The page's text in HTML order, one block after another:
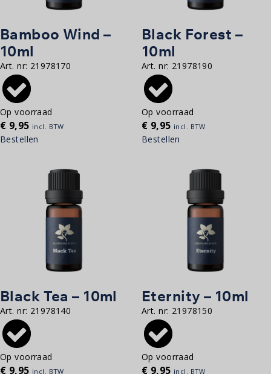
Bamboo Wind –
10ml
Art. nr: 21978170
Op voorraad
€ 9,95 incl. BTW
Bestellen
Black Forest –
10ml
Art. nr: 21978190
Op voorraad
€ 9,95 incl. BTW
Bestellen
Black Tea – 10ml
Art. nr: 21978140
Op voorraad
€ 9,95 incl. BTW
Eternity – 10ml
Art. nr: 21978150
Op voorraad
€ 9,95 incl. BTW